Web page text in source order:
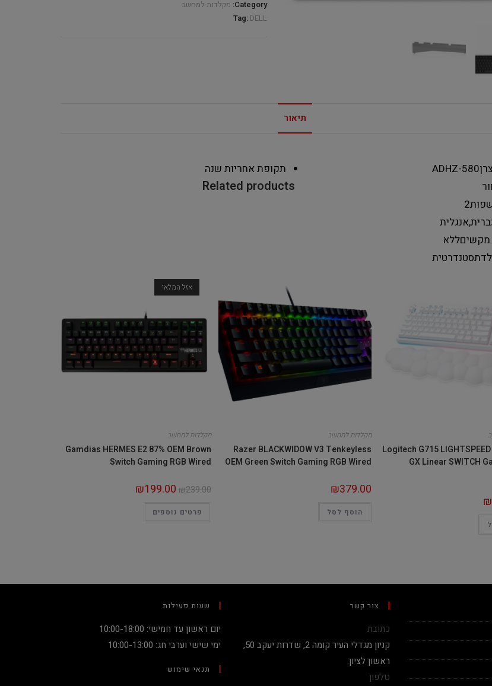
Category: מקלדות למחשב
Tag: DELL
תיאור
580-ADHZ
2
מקשיםללא
סטנדרטית
תקופת אחריות שנה
Related products
Logitech G715
GX Linear SWITCH
₪
מקלדות למחשב
Razer BLACKWIDOW V3 Tenkeyless
OEM Green Switch Gaming RGB Wired
₪379.00
הוסף לסל
אזל המלאי
מקלדות למחשב
Gamdias HERMES E2 87% OEM Brown
Switch Gaming RGB Wired
₪239.00
₪199.00
פרטים נוספים
צור קשר
כתובת
קניון מגדלי העיר קומה 2, שדרות יעקב 50,
ראשון לציון.
טלפון
שעות פעילות
יום ראשון עד חמישי: 10:00-18:00
ימי שישי וערבי חג: 10:00-13:00
תנאי שימוש